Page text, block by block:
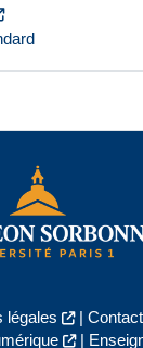
légales |
|